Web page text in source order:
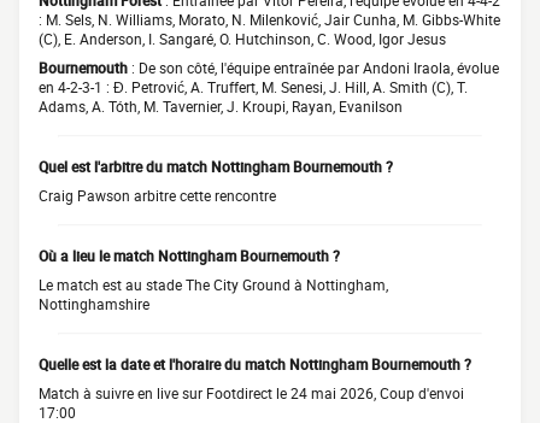
: M. Sels, N. Williams, Morato, N. Milenković, Jair Cunha, M. Gibbs-White
(C), E. Anderson, I. Sangaré, O. Hutchinson, C. Wood, Igor Jesus
Bournemouth : De son côté, l'équipe entraînée par Andoni Iraola, évolue
en 4-2-3-1 : Đ. Petrović, A. Truffert, M. Senesi, J. Hill, A. Smith (C), T.
Adams, A. Tóth, M. Tavernier, J. Kroupi, Rayan, Evanilson
Quel est l'arbitre du match Nottingham Bournemouth ?
Craig Pawson arbitre cette rencontre
Où a lieu le match Nottingham Bournemouth ?
Le match est au stade The City Ground à Nottingham,
Nottinghamshire
Quelle est la date et l'horaire du match Nottingham Bournemouth ?
Match à suivre en live sur Footdirect le 24 mai 2026, Coup d'envoi
17:00